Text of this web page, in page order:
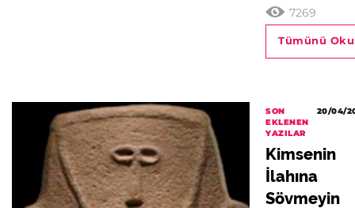
7269
Tümünü Oku
SON
EKLENEN
YAZILAR
20/04/
Kimsenin
İlahına
Sövmeyin